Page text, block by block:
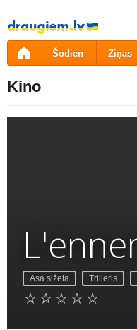
Pāriet
uz
saturu
Šodien Ziņas
Kino
Asa sižeta Trilleris